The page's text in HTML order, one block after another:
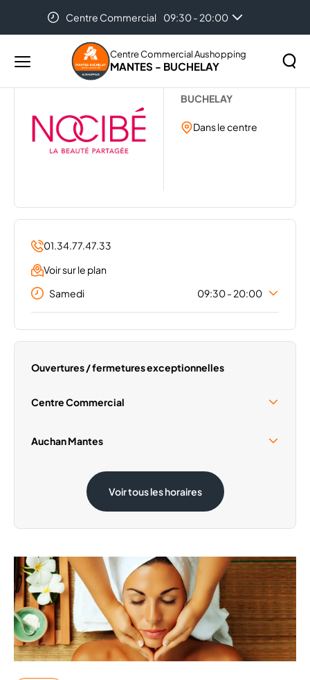
Centre Commercial 09:30 - 20:00
Menu
principal
Centre Commercial Aushopping
MANTES - BUCHELAY
... NOCIBE SPA & SUN
BUCHELAY
Dans le centre
01.34.77.47.33
Voir sur le plan
Samedi
09:30 - 20:00
Lundi
09:30 - 20:00
Mercredi
09:30 - 20:00
Vendredi
Ouvertures / fermetures exceptionnelles
Centre Commercial
Samedi 15 Août
Auchan Mantes
Samedi 15 Août
08:30 - 20:00
Dimanche 1 Novembre
08:30 - 12:30
Voir tous les horaires